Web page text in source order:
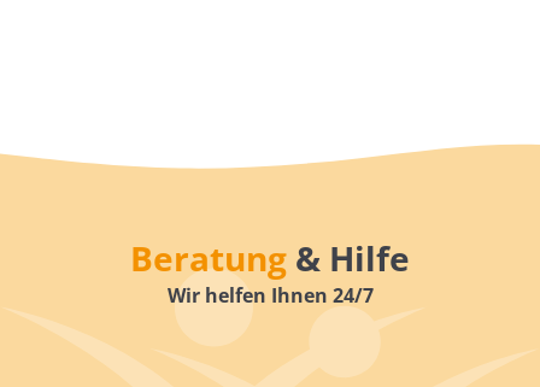
Beratung & Hilfe
Wir helfen Ihnen 24/7